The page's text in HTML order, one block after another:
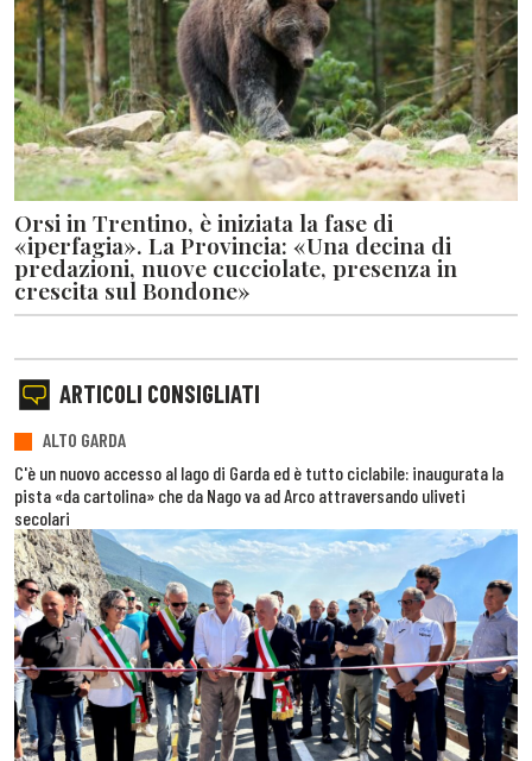
Orsi in Trentino, è iniziata la fase di
«iperfagia». La Provincia: «Una decina di
predazioni, nuove cucciolate, presenza in
crescita sul Bondone»
ARTICOLI CONSIGLIATI
ALTO GARDA
C'è un nuovo accesso al lago di Garda ed è tutto ciclabile: inaugurata la
pista «da cartolina» che da Nago va ad Arco attraversando uliveti
secolari